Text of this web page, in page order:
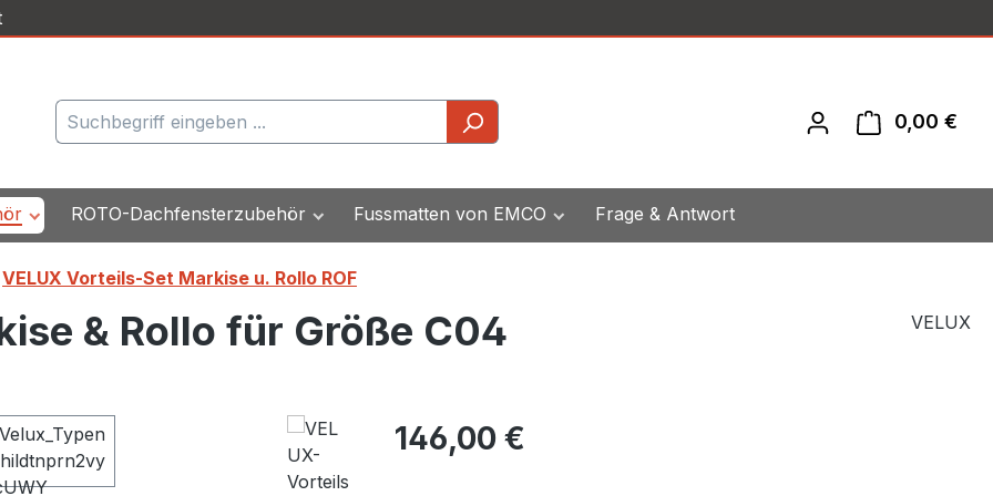
0,00 €
ROTO-Dachfensterzubehör Fussmatten von EMCO Frage & Antwort
VELUX Vorteils-Set Markise u. Rollo ROF
& Rollo für Größe C04 VELUX
Regulärer Preis:
146,00 €